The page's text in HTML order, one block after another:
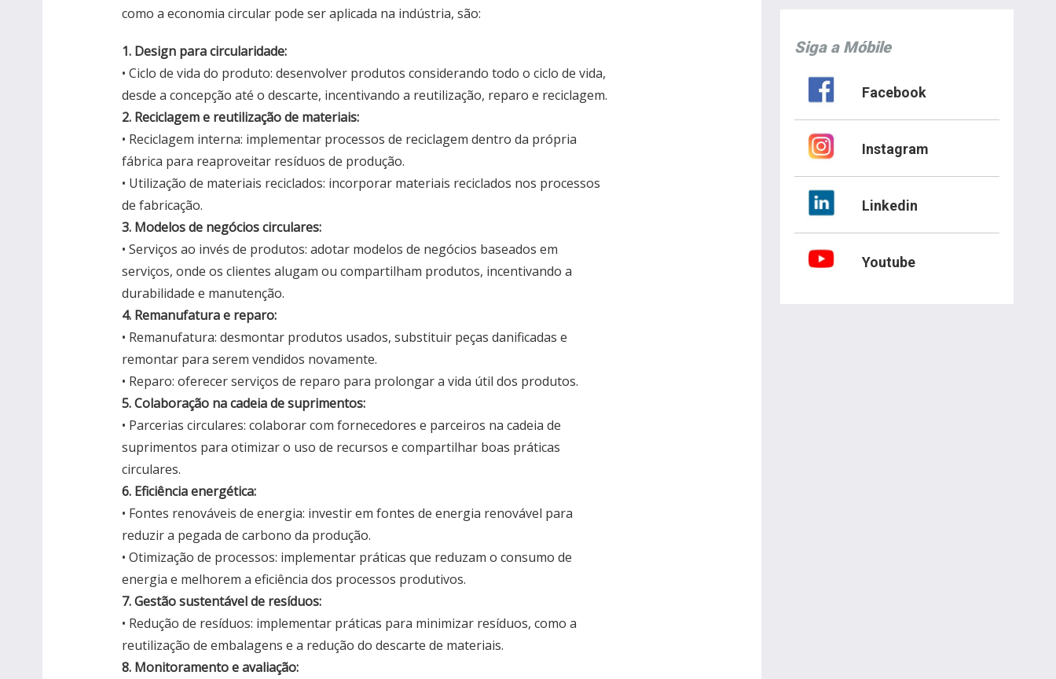
como a economia circular pode ser aplicada na indústria, são:
1. Design para circularidade:
• Ciclo de vida do produto: desenvolver produtos considerando todo o ciclo de vida,
desde a concepção até o descarte, incentivando a reutilização, reparo e reciclagem.
2. Reciclagem e reutilização de materiais:
• Reciclagem interna: implementar processos de reciclagem dentro da própria
fábrica para reaproveitar resíduos de produção.
• Utilização de materiais reciclados: incorporar materiais reciclados nos processos
de fabricação.
3. Modelos de negócios circulares:
• Serviços ao invés de produtos: adotar modelos de negócios baseados em
serviços, onde os clientes alugam ou compartilham produtos, incentivando a
durabilidade e manutenção.
4. Remanufatura e reparo:
• Remanufatura: desmontar produtos usados, substituir peças danificadas e
remontar para serem vendidos novamente.
• Reparo: oferecer serviços de reparo para prolongar a vida útil dos produtos.
5. Colaboração na cadeia de suprimentos:
• Parcerias circulares: colaborar com fornecedores e parceiros na cadeia de
suprimentos para otimizar o uso de recursos e compartilhar boas práticas
circulares.
6. Eficiência energética:
• Fontes renováveis de energia: investir em fontes de energia renovável para
reduzir a pegada de carbono da produção.
• Otimização de processos: implementar práticas que reduzam o consumo de
energia e melhorem a eficiência dos processos produtivos.
7. Gestão sustentável de resíduos:
• Redução de resíduos: implementar práticas para minimizar resíduos, como a
reutilização de embalagens e a redução do descarte de materiais.
8. Monitoramento e avaliação:
Siga a Móbile
Facebook
Instagram
Linkedin
Youtube